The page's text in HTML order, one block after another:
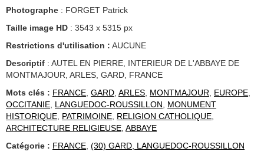
Photographe : FORGET Patrick
Taille image HD : 3543 x 5315 px
Restrictions d'utilisation : AUCUNE
Descriptif : AUTEL EN PIERRE, INTERIEUR DE L'ABBAYE DE
MONTMAJOUR, ARLES, GARD, FRANCE
Mots clés : FRANCE, GARD, ARLES, MONTMAJOUR, EUROPE,
OCCITANIE, LANGUEDOC-ROUSSILLON, MONUMENT
HISTORIQUE, PATRIMOINE, RELIGION CATHOLIQUE,
ARCHITECTURE RELIGIEUSE, ABBAYE
Catégorie : FRANCE, (30) GARD, LANGUEDOC-ROUSSILLON